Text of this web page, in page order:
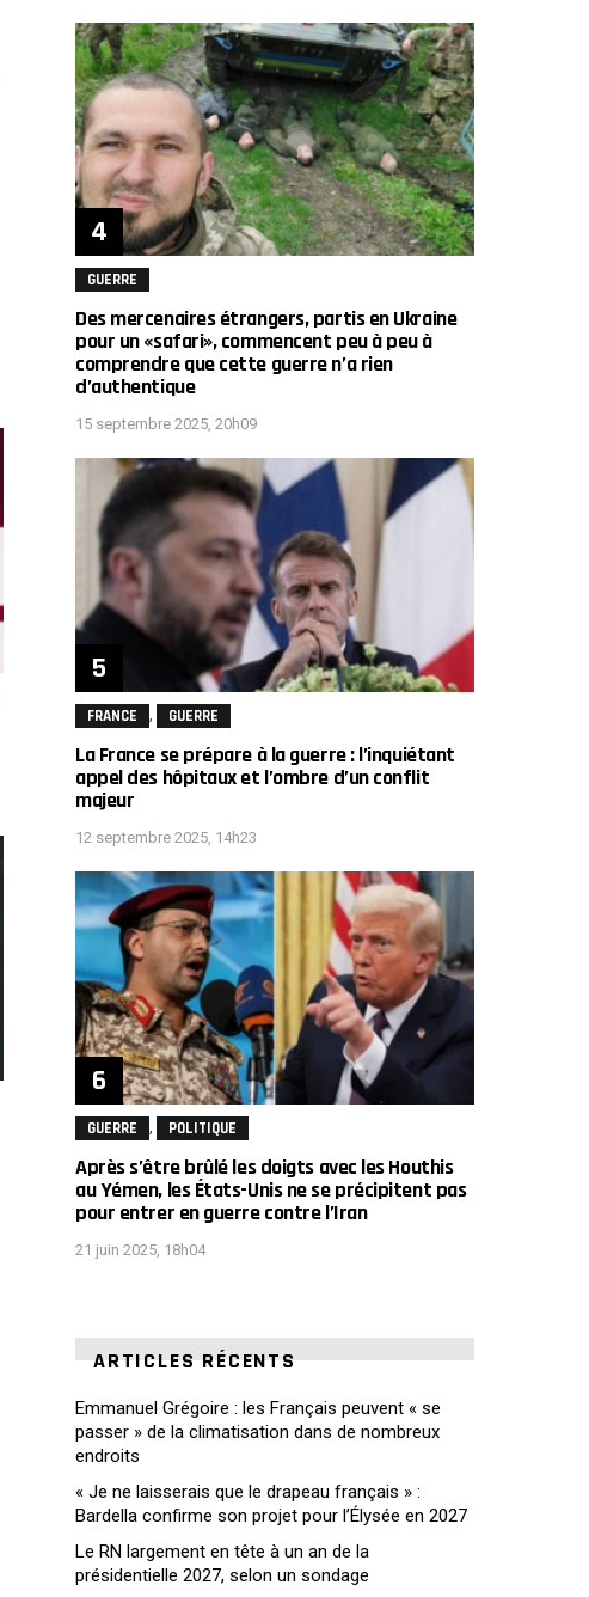
GUERRE
Des mercenaires étrangers, partis en Ukraine
pour un «safari», commencent peu à peu à
comprendre que cette guerre n’a rien
d’authentique
15 septembre 2025, 20h09
FRANCE , GUERRE
La France se prépare à la guerre : l’inquiétant
appel des hôpitaux et l’ombre d’un conflit
majeur
12 septembre 2025, 14h23
GUERRE , POLITIQUE
Après s’être brûlé les doigts avec les Houthis
au Yémen, les États-Unis ne se précipitent pas
pour entrer en guerre contre l’Iran
21 juin 2025, 18h04
ARTICLES RÉCENTS
Emmanuel Grégoire : les Français peuvent « se
passer » de la climatisation dans de nombreux
endroits
« Je ne laisserais que le drapeau français » :
Bardella confirme son projet pour l’Élysée en 2027
Le RN largement en tête à un an de la
présidentielle 2027, selon un sondage